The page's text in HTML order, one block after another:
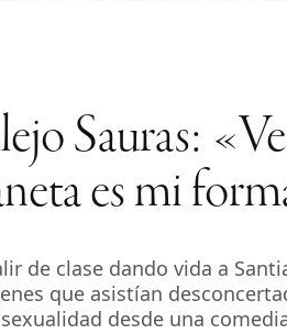
Sauras:
es mi
de clase dando vida a
que asistían
desde una